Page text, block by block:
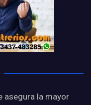
asegura la mayor